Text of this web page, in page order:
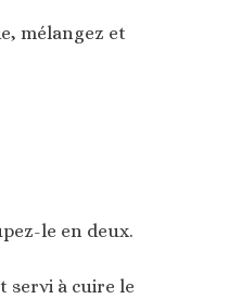
mélangez et
le en deux.
servi à cuire le